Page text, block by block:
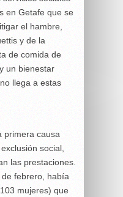
en Getafe que se
el hambre,
y de la
de comida de
un bienestar
llega a estas
primera causa
social,
las prestaciones.
febrero, había
mujeres) que